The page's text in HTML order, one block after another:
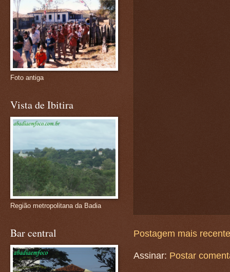
Postagem mais recente
Assinar: Postar
Foto antiga
Vista de Ibitira
Região metropolitana da Badia
Bar central